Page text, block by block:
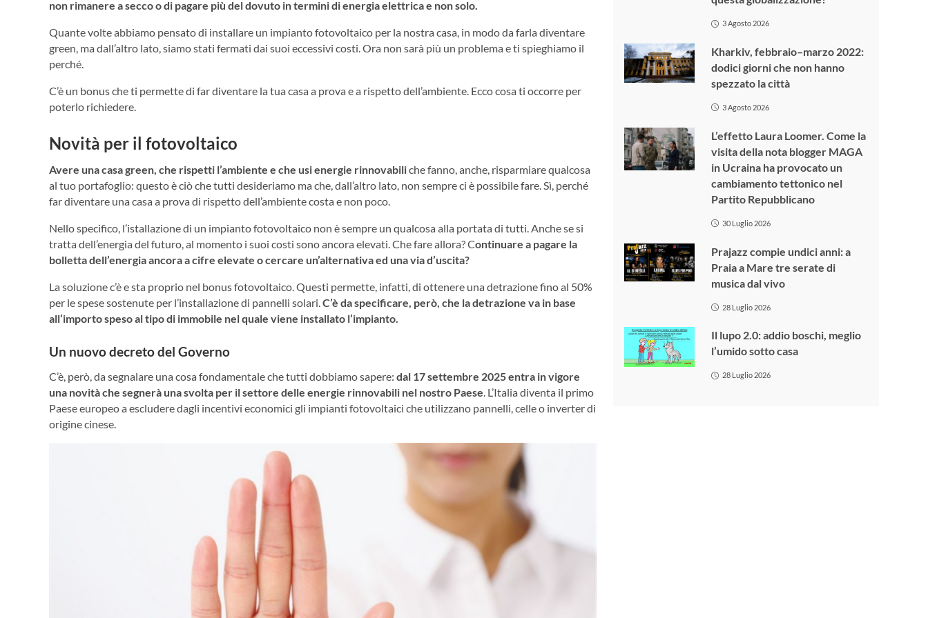
non rimanere a secco o di pagare più del dovuto in termini di energia elettrica e non solo.
Quante volte abbiamo pensato di installare un impianto fotovoltaico per la nostra casa, in modo da farla diventare
green, ma dall’altro lato, siamo stati fermati dai suoi eccessivi costi. Ora non sarà più un problema e ti spieghiamo il
perché.
C’è un bonus che ti permette di far diventare la tua casa a prova e a rispetto dell’ambiente. Ecco cosa ti occorre per
poterlo richiedere.
Novità per il fotovoltaico
Avere una casa green, che rispetti l’ambiente e che usi energie rinnovabiliche fanno, anche, risparmiare qualcosa
al tuo portafoglio: questo è ciò che tutti desideriamo ma che, dall’altro lato, non sempre ci è possibile fare. Sì, perché
far diventare una casa a prova di rispetto dell’ambiente costa e non poco.
Nello specifico, l’istallazione di un impianto fotovoltaico non è sempre un qualcosa alla portata di tutti. Anche se si
tratta dell’energia del futuro, al momento i suoi costi sono ancora elevati. Che fare allora? Continuare a pagare la
bolletta dell’energia ancora a cifre elevate o cercare un’alternativa ed una via d’uscita?
La soluzione c’è e sta proprio nel bonus fotovoltaico. Questi permette, infatti, di ottenere una detrazione fino al 50%
per le spese sostenute per l’installazione di pannelli solari.C’è da specificare, però, che la detrazione va in base
all’importo speso al tipo di immobile nel quale viene installato l’impianto.
Un nuovo decreto del Governo
C’è, però, da segnalare una cosa fondamentale che tutti dobbiamo sapere: dal 17 settembre 2025 entra in vigore
una novità che segnerà una svolta per il settore delle energie rinnovabili nel nostro Paese. L’Italia diventa il primo
Paese europeo a escludere dagli incentivi economici gli impianti fotovoltaici che utilizzano pannelli, celle o inverter di
origine cinese.
3 Agosto 2026
Kharkiv, febbraio–marzo 2022:
dodici giorni che non hanno
spezzato la città
3 Agosto 2026
L’effetto Laura Loomer. Come la
visita della nota blogger MAGA
in Ucraina ha provocato un
cambiamento tettonico nel
Partito Repubblicano
30 Luglio 2026
Prajazz compie undici anni: a
Praia a Mare tre serate di
musica dal vivo
28 Luglio 2026
Il lupo 2.0: addio boschi, meglio
l’umido sotto casa
28 Luglio 2026